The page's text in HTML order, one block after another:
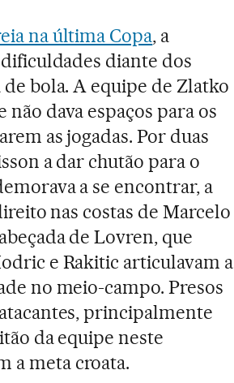
na última Copa, a
diante dos
bola. A equipe de Zlatko
dava espaços para os
as jogadas. Por duas
a dar chutão para o
a se encontrar, a
nas costas de Marcelo
de Lovren, que
e Rakitic articulavam a
no meio-campo. Presos
principalmente
da equipe neste
a meta croata.